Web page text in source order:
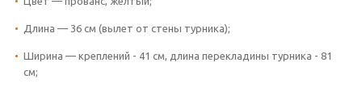
Длина — 36 см (вылет от стены турника);
Ширина — креплений - 41 см, длина перекладины турника - 81
см;